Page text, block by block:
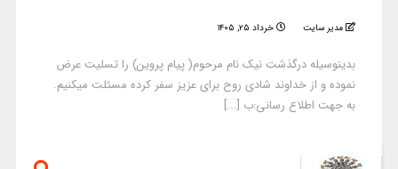
مدیر سایت خرداد ۲۵, ۱۴۰۵
بدینوسیله درگذشت نیک نام مرحوم( پیام پروین) را تسلیت عرض
نموده و از خداوند شادی روح برای عزیز سفر کرده مسئلت میکنیم.
به جهت اطلاع رسانی:ب [...]